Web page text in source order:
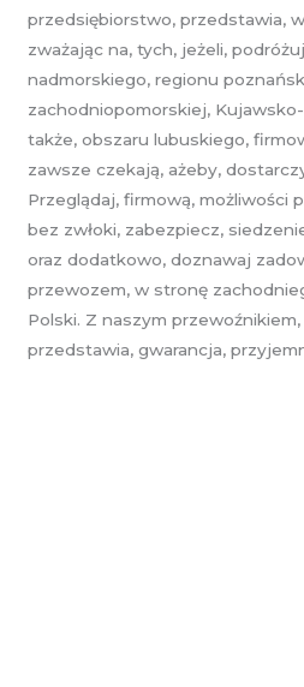
przedsiębiorstwo, przedstawia,
zważając na, tych, jeżeli,
nadmorskiego, regionu
zachodniopomorskiej,
także, obszaru lubuskiego,
zawsze czekają, ażeby,
Przeglądaj, firmową, możliwości
bez zwłoki, zabezpiecz,
oraz dodatkowo, doznawaj
przewozem, w stronę
Polski. Z naszym
przedstawia, gwarancja,